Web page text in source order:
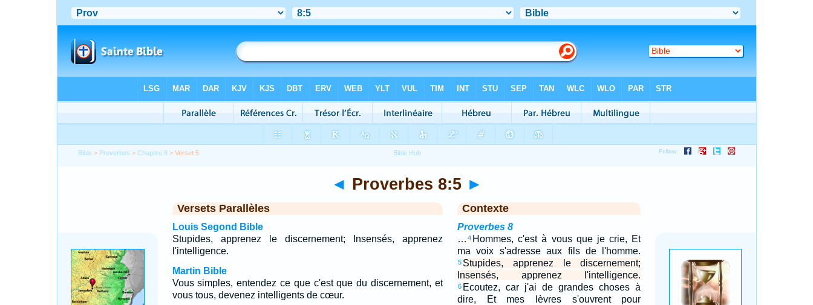
Bible > Proverbes >Chapitre 8 > Verset 5
◄ Proverbes 8:5 ►
Versets Parallèles
Louis Segond Bible
Stupides, apprenez le discernement; Insensés, apprenez
l'intelligence.
Martin Bible
Vous simples, entendez ce que c'est que du discernement, et
vous tous, devenez intelligents de cœur.
Contexte
Proverbes 8
… 4 Hommes, c'est à vous que je crie, Et
ma voix s'adresse aux fils de l'homme.
5 Stupides, apprenez le discernement;
Insensés, apprenez l'intelligence.
6 Ecoutez, car j'ai de grandes choses à
dire, Et mes lèvres s'ouvrent pour